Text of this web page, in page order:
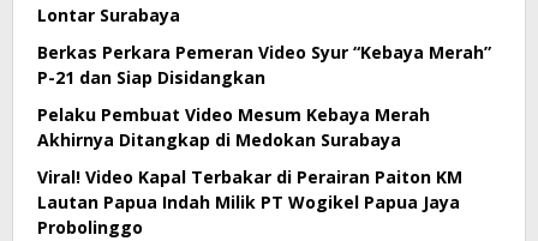
Lontar Surabaya
Berkas Perkara Pemeran Video Syur “Kebaya Merah”
P-21 dan Siap Disidangkan
Pelaku Pembuat Video Mesum Kebaya Merah
Akhirnya Ditangkap di Medokan Surabaya
Viral! Video Kapal Terbakar di Perairan Paiton KM
Lautan Papua Indah Milik PT Wogikel Papua Jaya
Probolinggo